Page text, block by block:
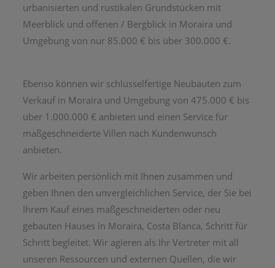
urbanisierten und rustikalen Grundstücken mit
Meerblick und offenen / Bergblick in Moraira und
Umgebung von nur 85.000 € bis über 300.000 €.
Ebenso können wir schlüsselfertige Neubauten zum
Verkauf in Moraira und Umgebung von 475.000 € bis
über 1.000.000 € anbieten und einen Service für
maßgeschneiderte Villen nach Kundenwunsch
anbieten.
Wir arbeiten persönlich mit Ihnen zusammen und
geben Ihnen den unvergleichlichen Service, der Sie bei
Ihrem Kauf eines maßgeschneiderten oder neu
gebauten Hauses in Moraira, Costa Blanca, Schritt für
Schritt begleitet. Wir agieren als Ihr Vertreter mit all
unseren Ressourcen und externen Quellen, die wir